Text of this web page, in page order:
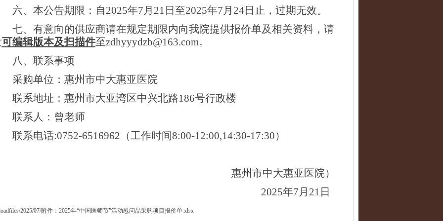
六、本公告期限：自2025年7月21日至2025年7月24日止，过期无效。
七、有意向的供应商请在规定期限内向我院提供报价单及相关资料，请
可编辑版本及扫描件至zdhyyydzb@163.com。
八、联系事项
采购单位：惠州市中大惠亚医院
联系地址：惠州市大亚湾区中兴北路186号行政楼
联系人：曾老师
联系电话:0752-6516962（工作时间8:00-12:00,14:30-17:30）
惠州市中大惠亚医院）
2025年7月21日
2025/07/附件：2025年“中国医师节”活动慰问品采购项目报价单.xlsx